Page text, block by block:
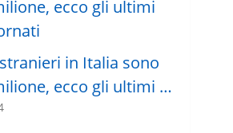
in Italia sono
ecco gli ultimi …